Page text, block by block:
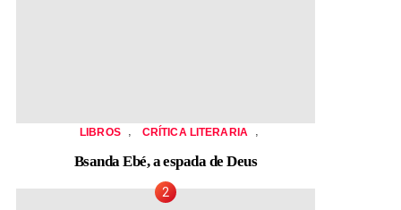
LIBROS , CRÍTICA LITERARIA ,
Bsanda Ebé, a espada de Deus